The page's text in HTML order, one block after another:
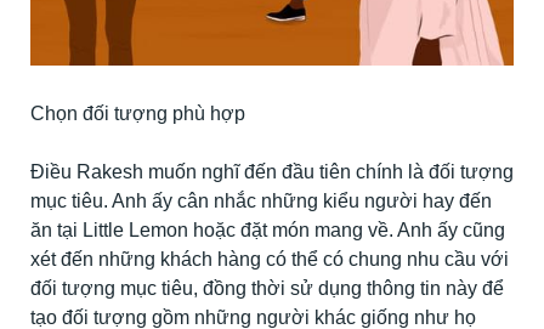
Chọn đối tượng phù hợp
Điều Rakesh muốn nghĩ đến đầu tiên chính là đối tượng
mục tiêu. Anh ấy cân nhắc những kiểu người hay đến
ăn tại Little Lemon hoặc đặt món mang về. Anh ấy cũng
xét đến những khách hàng có thể có chung nhu cầu với
đối tượng mục tiêu, đồng thời sử dụng thông tin này để
tạo đối tượng gồm những người khác giống như họ